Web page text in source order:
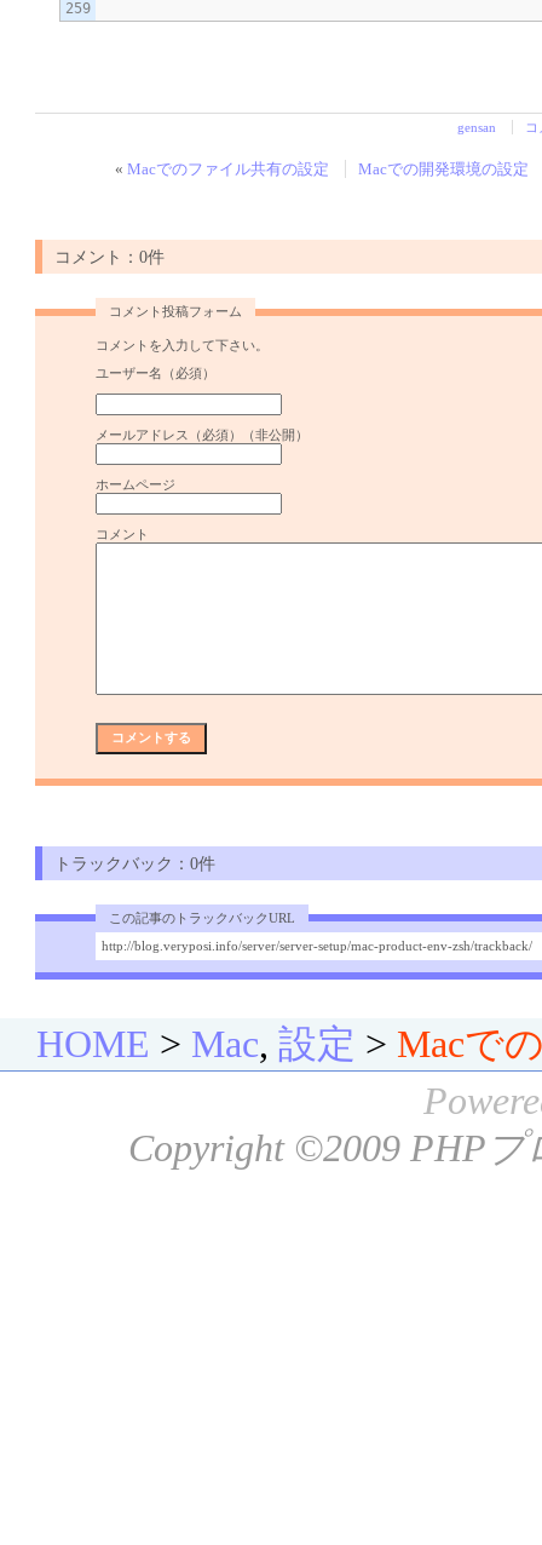
gensan
« Macでのファイル共有の設定 Macでの開発環境の設定
コメント：0件
コメント投稿フォーム
コメントを入力して下さい。
ユーザー名（必須）
メールアドレス（必須）（非公開）
ホームページ
コメント
トラックバック：0件
この記事のトラックバックURL
http://blog.veryposi.info/server/server-setup/mac-product-env-zsh/trackback/
HOME > Mac, 設定 > Macで
Copyright ©2009 PHPプ